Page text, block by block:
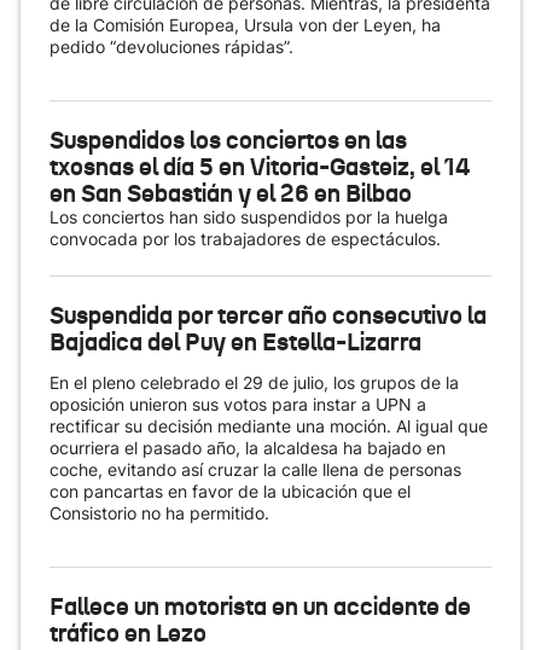
de la Comisión Europea, Ursula von der Leyen, ha
pedido “devoluciones rápidas”.
Suspendidos los conciertos en las
txosnas el día 5 en Vitoria-Gasteiz, el 14
en San Sebastián y el 26 en Bilbao
Los conciertos han sido suspendidos por la huelga
convocada por los trabajadores de espectáculos.
Suspendida por tercer año consecutivo la
Bajadica del Puy en Estella-Lizarra
En el pleno celebrado el 29 de julio, los grupos de la
oposición unieron sus votos para instar a UPN a
rectificar su decisión mediante una moción. Al igual que
ocurriera el pasado año, la alcaldesa ha bajado en
coche, evitando así cruzar la calle llena de personas
con pancartas en favor de la ubicación que el
Consistorio no ha permitido.
Fallece un motorista en un accidente de
tráfico en Lezo